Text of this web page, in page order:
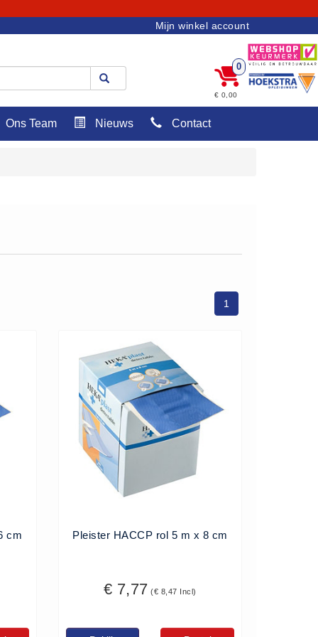
Mijn winkel account
0
€ 0,00
Ons Team Nieuws Contact
1
cm Pleister HACCP rol 5 m x 8 cm
€ 7,77 (€ 8,47 Incl)